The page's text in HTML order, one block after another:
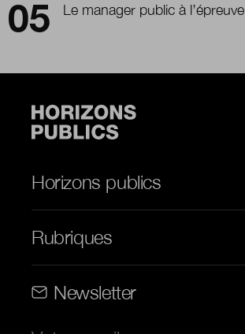
Le manager public à l’épreuve
Horizons publics
Rubriques
Newsletter